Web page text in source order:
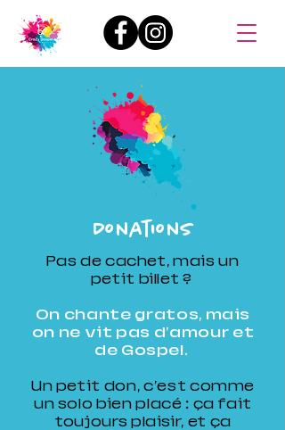
Donations
Pas de cachet, mais un
petit billet ?
On chante gratos, mais
on ne vit pas d'amour et
de Gospel.
Un petit don, c'est comme
un solo bien placé : ça fait
toujours plaisir, et ça